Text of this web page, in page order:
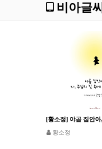
비아글씨
황소정